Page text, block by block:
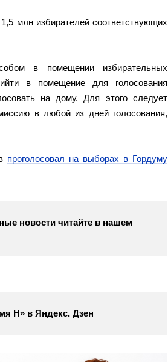
млн избирателей соответствующих
в помещении избирательных
в помещение для голосования
на дому. Для этого следует
в любой из дней голосования,
проголосовал на выборах в Гордуму
новости читайте в нашем
Н» в Яндекс. Дзен